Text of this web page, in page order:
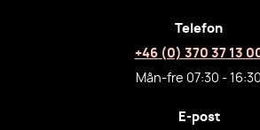
Telefon
+46 (0) 370 37 13
Mån-fre 07:30 - 16:30
E-post